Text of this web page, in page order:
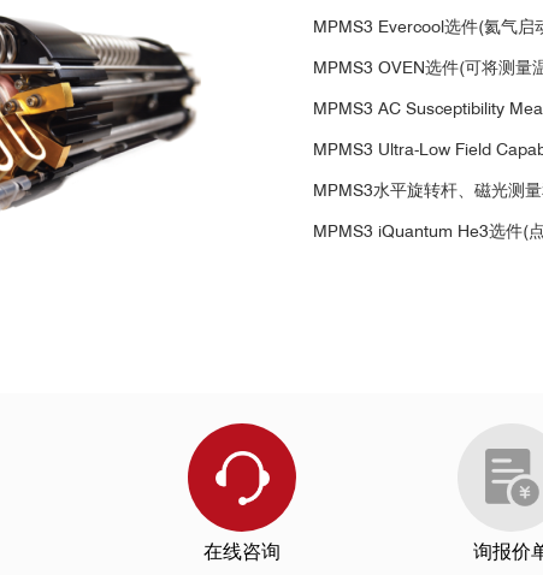
MPMS3 Evercool选件(氦气启
MPMS3 OVEN选件(可将测量
MPMS3 AC Susceptibility
MPMS3 Ultra-Low Field
MPMS3水平旋转杆、磁光测
MPMS3 iQuantum He3选件(
2 20
2 20
et al. "Large nonsaturating magnetoresistance and signature of
2468-2473.
anomalous Hall effect in a ferromagnetic kagome-lattice
et al. "Field-tunable quantum disordered ground state in the
al. "Thermodynamic evidence of proximity to a Kitaev spin liquid in Ag
"Higher superconducting transition temperature by breaking the
-MPMS3.pdf
在线咨询 询报价